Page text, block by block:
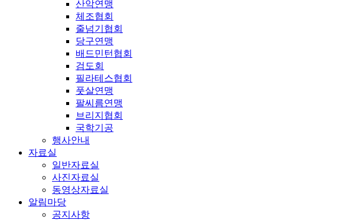
산악연맹
체조협회
줄넘기협회
당구연맹
배드민턴협회
검도회
필라테스협회
풋살연맹
팔씨름연맹
브리지협회
국학기공
행사안내
자료실
일반자료실
사진자료실
동영상자료실
알림마당
공지사항